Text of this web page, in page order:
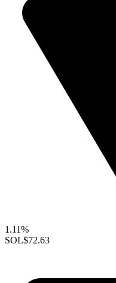
1.11%
SOL$72.63